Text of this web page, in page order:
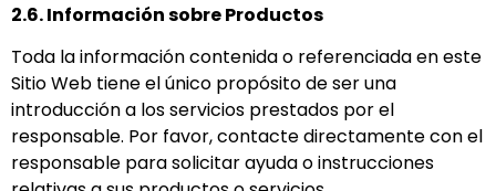
2.6. Información sobre Productos
Toda la información contenida o referenciada en este
Sitio Web tiene el único propósito de ser una
introducción a los servicios prestados por el
responsable. Por favor, contacte directamente con el
responsable para solicitar ayuda o instrucciones